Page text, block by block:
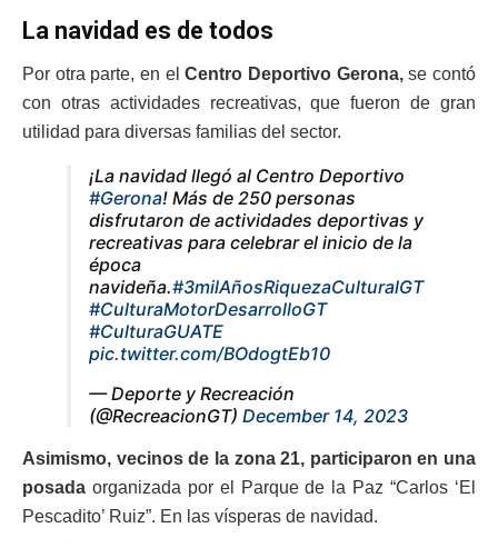
La navidad es de todos
Por otra parte, en elCentro Deportivo Gerona,se contó
con otras actividades recreativas, que fueron de gran
utilidad para diversas familias del sector.
¡La navidad llegó al Centro Deportivo
#Gerona! Más de 250 personas
disfrutaron de actividades deportivas y
recreativas para celebrar el inicio de la
época
navideña.#3milAñosRiquezaCulturalGT
#CulturaMotorDesarrolloGT
#CulturaGUATE
pic.twitter.com/BOdogtEb10
— Deporte y Recreación
(@RecreacionGT) December 14, 2023
Asimismo, vecinos de la zona 21, participaron en una
posada organizada por el Parque de la Paz “Carlos ‘El
Pescadito’ Ruiz”. En las vísperas de navidad.